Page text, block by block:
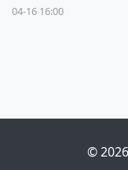
04-16 16:00
©